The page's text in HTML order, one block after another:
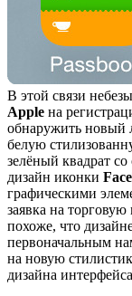
В этой связи
Apple на
обнаружить новый
белую
зелёный квадрат
дизайн иконки
графическими
заявка на
похоже, что
первоначальным
на новую
дизайна